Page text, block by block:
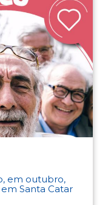
em outubro,
Santa Catar